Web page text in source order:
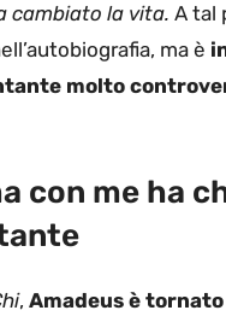
cambiato la vita. A tal
ma è
molto
con me ha
, Amadeus è